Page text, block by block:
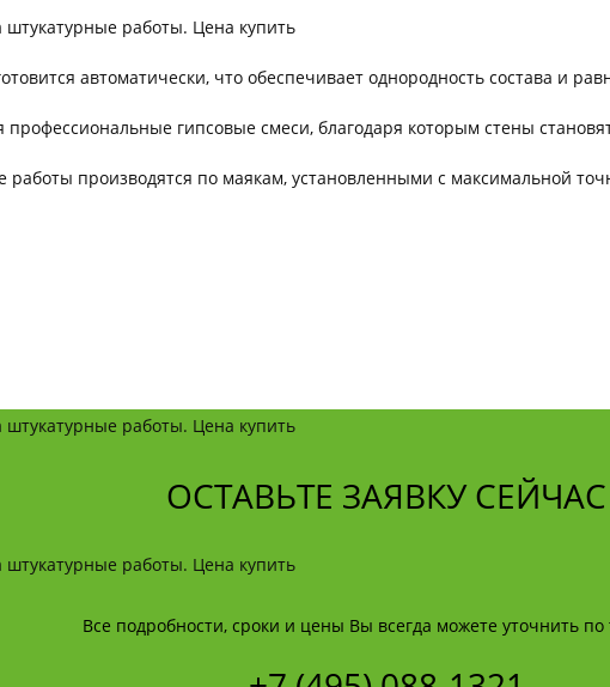
автоматически, что обеспечивает однородность состава и
гипсовые смеси, благодаря которым стены
работы производятся по маякам, установленными с максимальной
ОСТАВЬТЕ ЗАЯВКУ СЕЙЧАС
Все подробности, сроки и цены Вы всегда можете уточнить по